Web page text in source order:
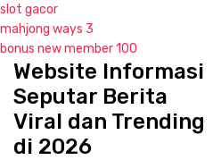
slot gacor
mahjong ways 3
bonus new member 100
Website Informasi
Seputar Berita
Viral dan Trending
di 2026